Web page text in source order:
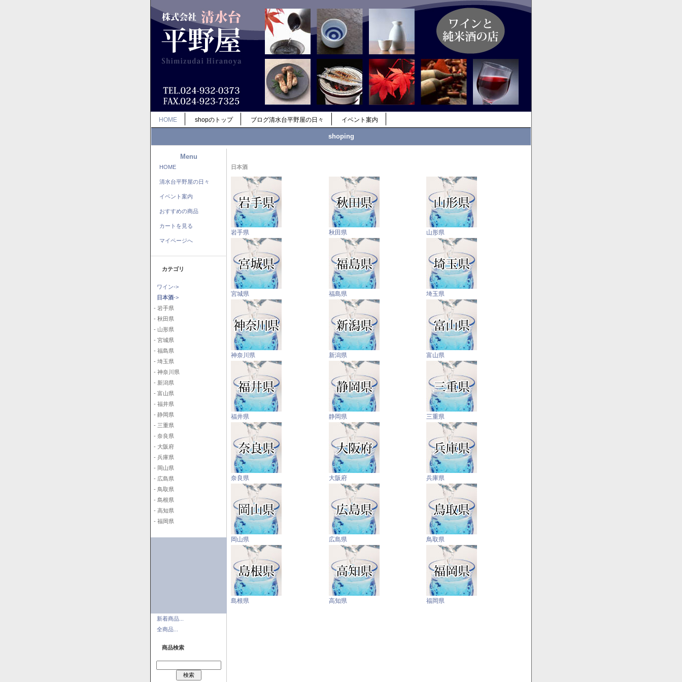
HOME shopのトップ ブログ清水台平野屋の日々 イベント案内
shoping
Menu
HOME
清水台平野屋の日々
イベント案内
おすすめの商品
カートを見る
マイページへ
カテゴリ
ワイン->
日本酒->
- 岩手県
- 秋田県
- 山形県
- 宮城県
- 福島県
- 埼玉県
- 神奈川県
- 新潟県
- 富山県
- 福井県
- 静岡県
- 三重県
- 奈良県
- 大阪府
- 兵庫県
- 岡山県
- 広島県
- 鳥取県
- 島根県
- 高知県
- 福岡県
新着商品...
全商品...
商品検索
日本酒
岩手県 秋田県 山形県
宮城県 福島県 埼玉県
神奈川県 新潟県 富山県
福井県 静岡県 三重県
奈良県 大阪府 兵庫県
岡山県 広島県 鳥取県
島根県 高知県 福岡県